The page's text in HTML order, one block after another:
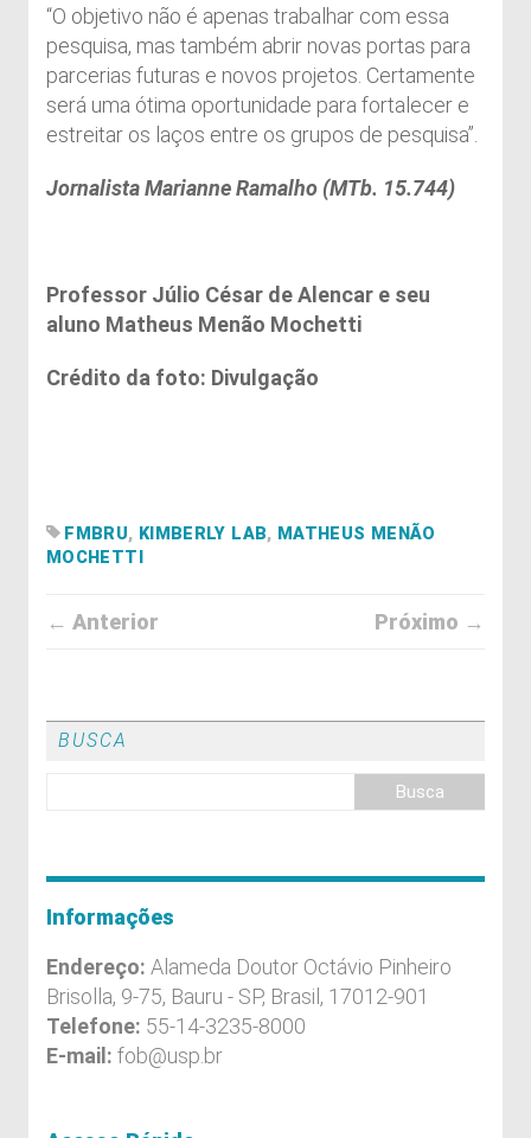
“O objetivo não é apenas trabalhar com essa
pesquisa, mas também abrir novas portas para
parcerias futuras e novos projetos. Certamente
será uma ótima oportunidade para fortalecer e
estreitar os laços entre os grupos de pesquisa”.
Jornalista Marianne Ramalho (MTb. 15.744)
Professor Júlio César de Alencar e seu
aluno Matheus Menão Mochetti
Crédito da foto: Divulgação
FMBRU, KIMBERLY LAB, MATHEUS MENÃO
MOCHETTI
← Anterior Próximo →
BUSCA
Informações
Endereço: Alameda Doutor Octávio Pinheiro
Brisolla, 9-75, Bauru - SP, Brasil, 17012-901
Telefone: 55-14-3235-8000
E-mail: fob@usp.br